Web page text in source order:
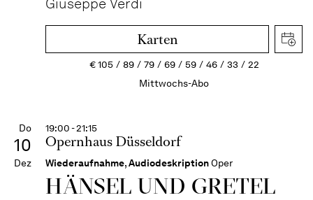
Giuseppe Verdi
Karten
€105 89 79 69 59 46 33
22
Mittwochs-Abo
Do
10
Dez
19:00 - 21:15
Opernhaus Düsseldorf
Wiederaufnahme,AudiodeskriptionOper
HÄNSEL UND GRETEL